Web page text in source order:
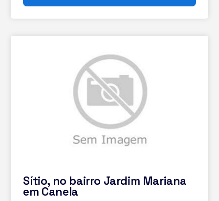
Sítio, no bairro Jardim Mariana
em Canela